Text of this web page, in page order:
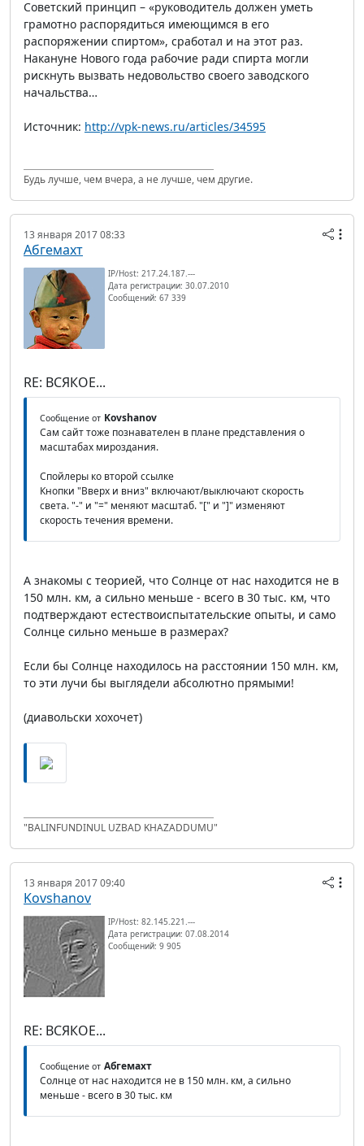
Советский принцип – «руководитель должен уметь
грамотно распорядиться имеющимся в его
распоряжении спиртом», сработал и на этот раз.
Накануне Нового года рабочие ради спирта могли
рискнуть вызвать недовольство своего заводского
начальства…
Источник: http://vpk-news.ru/articles/34595
Будь лучше, чем вчера, а не лучше, чем другие.
13 января 2017 08:33
Абгемахт
IP/Host: 217.24.187.---
Дата регистрации: 30.07.2010
Сообщений: 67 339
RE: ВСЯКОЕ...
Сообщение от Kovshanov
Сам сайт тоже познавателен в плане представления о
масштабах мироздания.
Спойлеры ко второй ссылке
Кнопки "Вверх и вниз" включают/выключают скорость
света. "-" и "=" меняют масштаб. "[" и "]" изменяют
скорость течения времени.
А знакомы с теорией, что Солнце от нас находится не в
150 млн. км, а сильно меньше - всего в 30 тыс. км, что
подтверждают естествоиспытательские опыты, и само
Солнце сильно меньше в размерах?
Если бы Солнце находилось на расстоянии 150 млн. км,
то эти лучи бы выглядели абсолютно прямыми!
(диавольски хохочет)
"BALINFUNDINUL UZBAD KHAZADDUMU"
13 января 2017 09:40
Kovshanov
IP/Host: 82.145.221.---
Дата регистрации: 07.08.2014
Сообщений: 9 905
RE: ВСЯКОЕ...
Сообщение от Абгемахт
Солнце от нас находится не в 150 млн. км, а сильно
меньше - всего в 30 тыс. км